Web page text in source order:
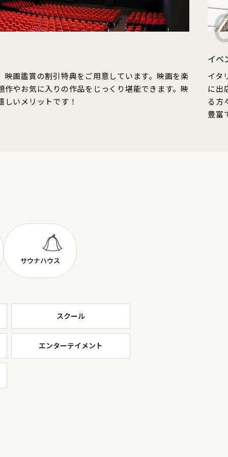
映画鑑賞の割引特典をご用意しています。映画を楽
作やお気に入りの作品をじっくり堪能できます。映
いメリットです！
イベ
イタ
に出
る方
豊富
サウナハウス
スクール
エンターテイメント